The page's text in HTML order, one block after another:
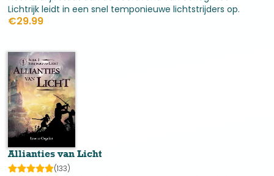
Engelstalige boek in de loop van volgend jaar verschijnt.
Met deze stap breidt Lisette haar werk uit tot buiten de
het delen van spirituele waarheid, innerlijke moed en
universele wijsheid via het medium van verbeelding. Haar
boodschap dat licht altijd zijn weg vindt, ook in de
donkerste werelden, is tijdloos en cultureel overstijgend.
Lichtrijk leidt in een snel temponieuwe lichtstrijders op.
€29.99
Allianties van Licht
(133)